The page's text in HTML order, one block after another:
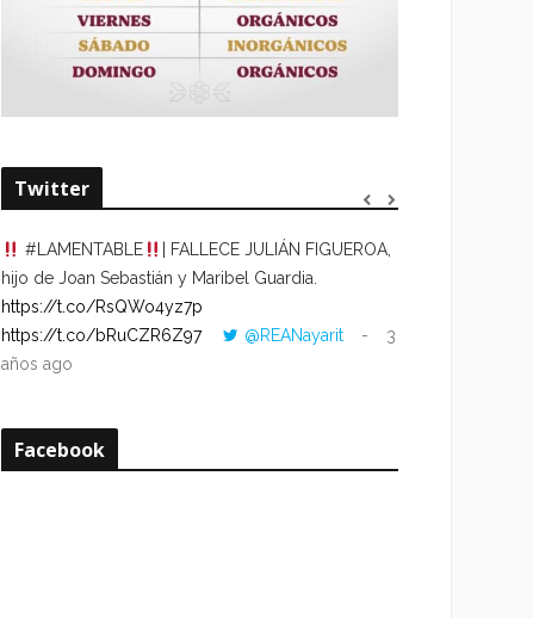
Twitter
#LAMENTABLE
| FALLECE JULIÁN FIGUEROA,
hijo de Joan Sebastián y Maribel Guardia.
https://t.co/RsQWo4yz7p
https://t.co/bRuCZR6Z97
@REANayarit
3
años ago
Facebook